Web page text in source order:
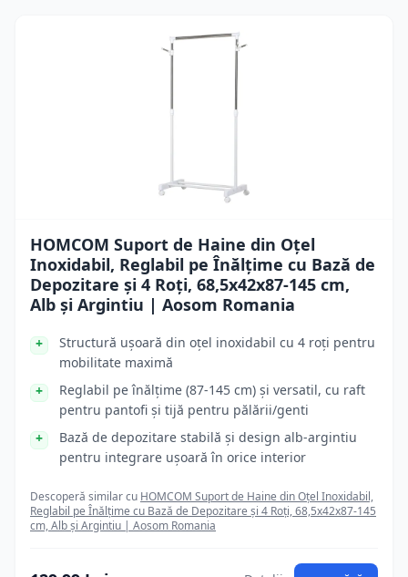
HOMCOM Suport de Haine din Oțel
Inoxidabil, Reglabil pe Înălțime cu Bază de
Depozitare și 4 Roți, 68,5x42x87-145 cm,
Alb și Argintiu | Aosom Romania
Structură ușoară din oțel inoxidabil cu 4 roți pentru
mobilitate maximă
Reglabil pe înălțime (87-145 cm) și versatil, cu raft
pentru pantofi și tijă pentru pălării/genti
Bază de depozitare stabilă și design alb-argintiu
pentru integrare ușoară în orice interior
Descoperă similar cu HOMCOM Suport de Haine din Oțel Inoxidabil,
Reglabil pe Înălțime cu Bază de Depozitare și 4 Roți, 68,5x42x87-145
cm, Alb și Argintiu | Aosom Romania